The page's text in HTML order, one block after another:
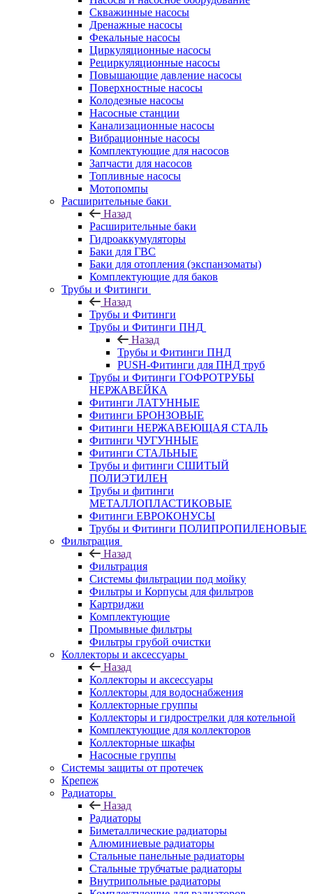
Скважинные насосы
Дренажные насосы
Фекальные насосы
Циркуляционные насосы
Рециркуляционные насосы
Повышающие давление насосы
Поверхностные насосы
Колодезные насосы
Насосные станции
Канализационные насосы
Вибрационные насосы
Комплектующие для насосов
Запчасти для насосов
Топливные насосы
Мотопомпы
Расширительные баки
Назад
Расширительные баки
Гидроаккумуляторы
Баки для ГВС
Баки для отопления (экспанзоматы)
Комплектующие для баков
Трубы и Фитинги
Назад
Трубы и Фитинги
Трубы и Фитинги ПНД
Назад
Трубы и Фитинги ПНД
PUSH-Фитинги для ПНД труб
Трубы и Фитинги ГОФРОТРУБЫ
НЕРЖАВЕЙКА
Фитинги ЛАТУННЫЕ
Фитинги БРОНЗОВЫЕ
Фитинги НЕРЖАВЕЮЩАЯ СТАЛЬ
Фитинги ЧУГУННЫЕ
Фитинги СТАЛЬНЫЕ
Трубы и фитинги СШИТЫЙ
ПОЛИЭТИЛЕН
Трубы и фитинги
МЕТАЛЛОПЛАСТИКОВЫЕ
Фитинги ЕВРОКОНУСЫ
Трубы и Фитинги ПОЛИПРОПИЛЕНОВЫЕ
Фильтрация
Назад
Фильтрация
Системы фильтрации под мойку
Фильтры и Корпусы для фильтров
Картриджи
Комплектующие
Промывные фильтры
Фильтры грубой очистки
Коллекторы и аксессуары
Назад
Коллекторы и аксессуары
Коллекторы для водоснабжения
Коллекторные группы
Коллекторы и гидрострелки для котельной
Комплектующие для коллекторов
Коллекторные шкафы
Насосные группы
Системы защиты от протечек
Крепеж
Радиаторы
Назад
Радиаторы
Биметаллические радиаторы
Алюминиевые радиаторы
Стальные панельные радиаторы
Стальные трубчатые радиаторы
Внутрипольные радиаторы